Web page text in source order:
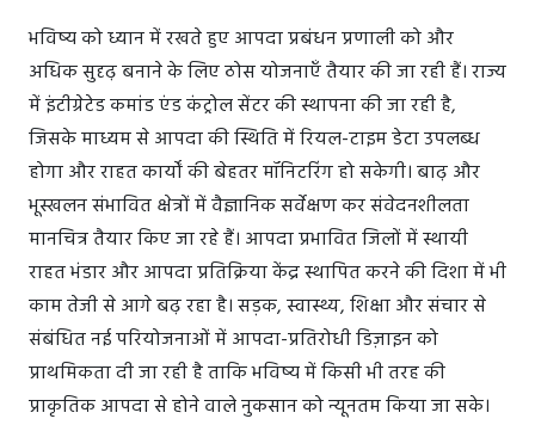
भविष्य को ध्यान में रखते हुए आपदा प्रबंधन प्रणाली को और
अधिक सुदृढ़ बनाने के लिए ठोस योजनाएँ तैयार की जा रही हैं। राज्य
में इंटीग्रेटेड कमांड एंड कंट्रोल सेंटर की स्थापना की जा रही है,
जिसके माध्यम से आपदा की स्थिति में रियल-टाइम डेटा उपलब्ध
होगा और राहत कार्यों की बेहतर मॉनिटरिंग हो सकेगी। बाढ़ और
भूस्खलन संभावित क्षेत्रों में वैज्ञानिक सर्वेक्षण कर संवेदनशीलता
मानचित्र तैयार किए जा रहे हैं। आपदा प्रभावित जिलों में स्थायी
राहत भंडार और आपदा प्रतिक्रिया केंद्र स्थापित करने की दिशा में भी
काम तेजी से आगे बढ़ रहा है। सड़क, स्वास्थ्य, शिक्षा और संचार से
संबंधित नई परियोजनाओं में आपदा-प्रतिरोधी डिज़ाइन को
प्राथमिकता दी जा रही है ताकि भविष्य में किसी भी तरह की
प्राकृतिक आपदा से होने वाले नुकसान को न्यूनतम किया जा सके।